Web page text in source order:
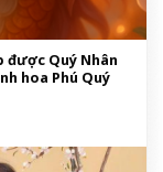
được Quý Nhân
hoa Phú Quý